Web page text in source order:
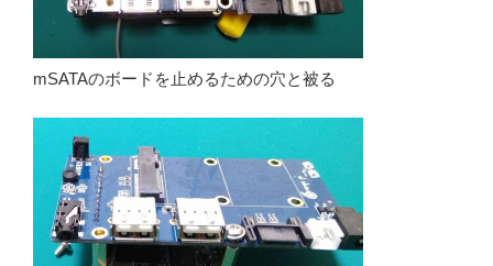
mSATAのボードを止めるための穴と被る